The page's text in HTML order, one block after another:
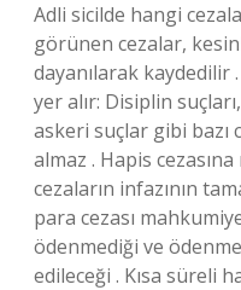
Adli sicilde hangi
görünen cezalar,
dayanılarak kaydedilir
yer alır: Disiplin
askeri suçlar gibi bazı
almaz . Hapis
cezaların infazının
para cezası
ödenmediği ve
edileceği . Kısa süreli